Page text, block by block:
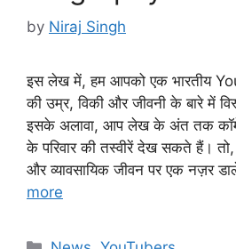
by Niraj Singh
इस लेख में, हम आपको एक भारतीय
की उम्र, विकी और जीवनी के बारे में
इसके अलावा, आप लेख के अंत तक
के परिवार की तस्वीरें देख सकते हैं।
और व्यावसायिक जीवन पर एक नज़र
more
Categories